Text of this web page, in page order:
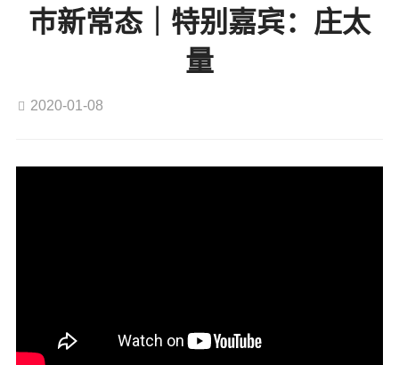
巿新常态｜特别嘉宾：庄太
量
2020-01-08